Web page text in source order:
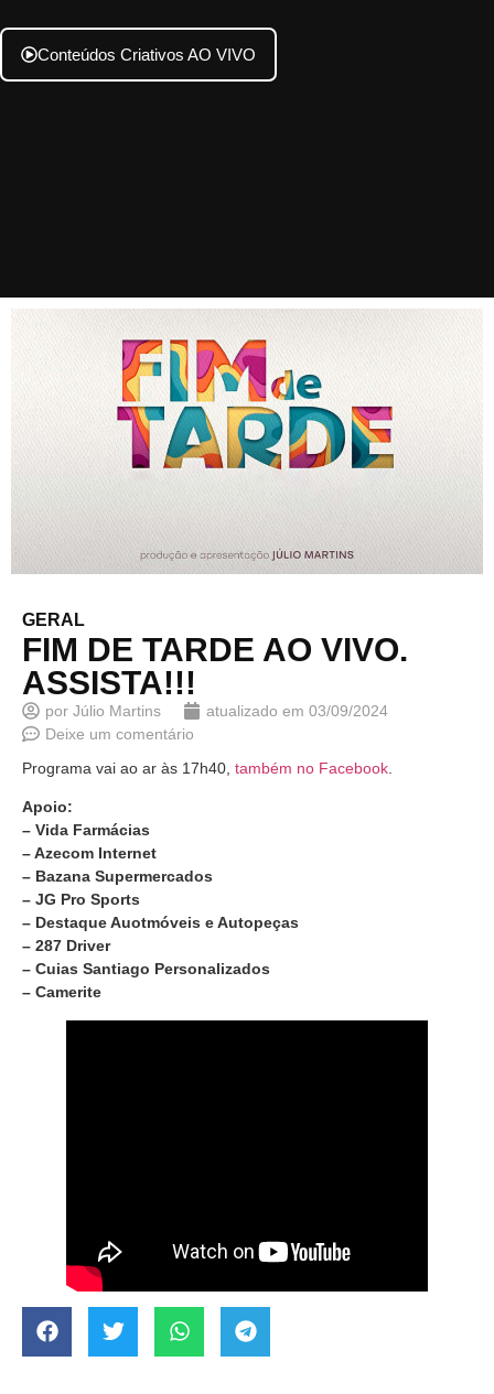
Conteúdos Criativos AO VIVO
GERAL
FIM DE TARDE AO VIVO.
ASSISTA!!!
por Júlio Martins atualizado em 03/09/2024
Deixe um comentário
Programa vai ao ar às 17h40, também no Facebook
Apoio:
– Vida Farmácias
– Azecom Internet
– Bazana Supermercados
– JG Pro Sports
– Destaque Auotmóveis e Autopeças
– 287 Driver
– Cuias Santiago Personalizados
– Camerite